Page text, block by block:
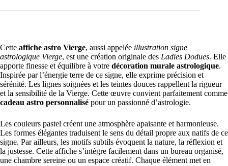
Cette affiche astro Vierge, aussi appelée illustration signe
astrologique Vierge, est une création originale des Ladies Dodues. Elle
apporte finesse et équilibre à votre décoration murale astrologique.
Inspirée par l’énergie terre de ce signe, elle exprime précision et
sérénité. Les lignes soignées et les teintes douces rappellent la rigueur
et la sensibilité de la Vierge. Cette œuvre convient parfaitement comme
cadeau astro personnalisé pour un passionné d’astrologie.
Les couleurs pastel créent une atmosphère apaisante et harmonieuse.
Les formes élégantes traduisent le sens du détail propre aux natifs de ce
signe. Par ailleurs, les motifs subtils évoquent la nature, la réflexion et
la justesse. Cette affiche s’intègre facilement dans un bureau organisé,
une chambre sereine ou un espace créatif. Chaque élément met en